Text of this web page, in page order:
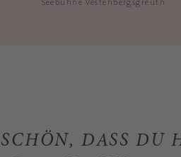
SCHÖN, DASS DU